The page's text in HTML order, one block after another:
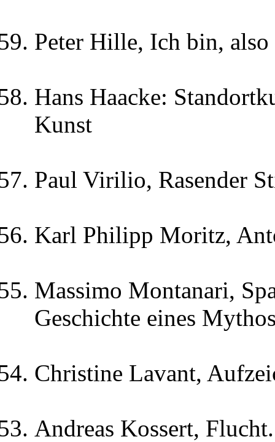
Peter Hille, Ich bin,
Hans Haacke:
Kunst
Paul Virilio, Rasender
Karl Philipp Moritz,
Massimo Montanari,
Geschichte eines
Christine Lavant,
Andreas Kossert,